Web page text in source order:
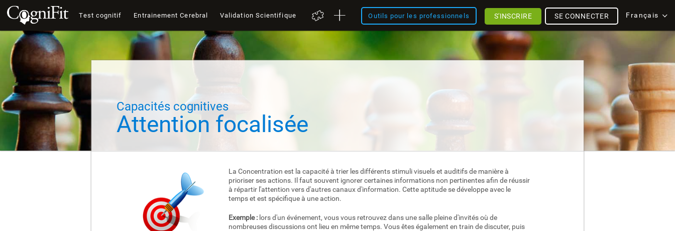
Test cognitif Entrainement Cerebral Validation Scientifique Outils pour les professionnels Français
SE CONNECTER
S'INSCRIRE
Capacités cognitives
Attention focalisée
La Concentration est la capacité à trier les différents stimuli visuels et auditifs de manière à
prioriser ses actions. Il faut souvent ignorer certaines informations non pertinentes afin de réussir
à répartir l'attention vers d'autres canaux d'information. Cette aptitude se développe avec le
temps et est spécifique à une action.
Exemple : lors d'un événement, vous vous retrouvez dans une salle pleine d'invités où de
nombreuses discussions ont lieu en même temps. Vous êtes également en train de discuter, puis